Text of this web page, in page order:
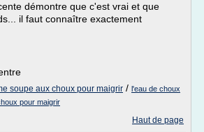
démontre que c'est vrai et que
il faut connaître exactement
soupe aux choux pour maigrir / l'eau de choux
pour maigrir
Haut de page